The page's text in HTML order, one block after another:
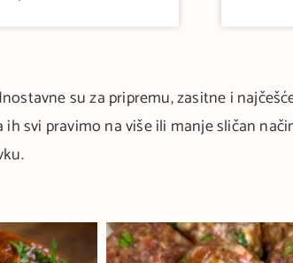
su za pripremu, zasitne i
svi pravimo na više ili manje sličan